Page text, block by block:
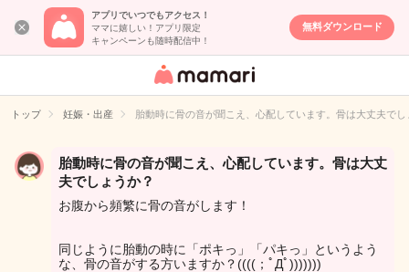
アプリでいつでもアクセス！
ママに嬉しい！アプリ限定
キャンペーンも随時配信中！
無料ダウンロード
女性専用匿名QA
イト
トップ 妊娠・出産 胎動時に骨の音が聞こえ、心配しています。骨は大丈夫でし
胎動時に骨の音が聞こえ、心配しています。骨は大丈
夫でしょうか？
お腹から頻繁に骨の音がします！
同じように胎動の時に「ポキっ」「パキっ」というよう
な、骨の音がする方いますか？((((；ﾟДﾟ)))))))